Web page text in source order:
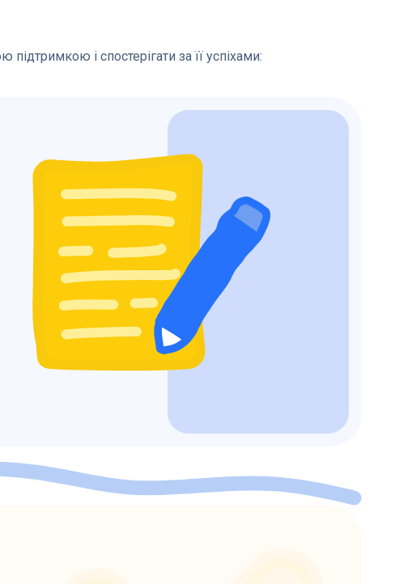
і спостерігати за її успіхами: